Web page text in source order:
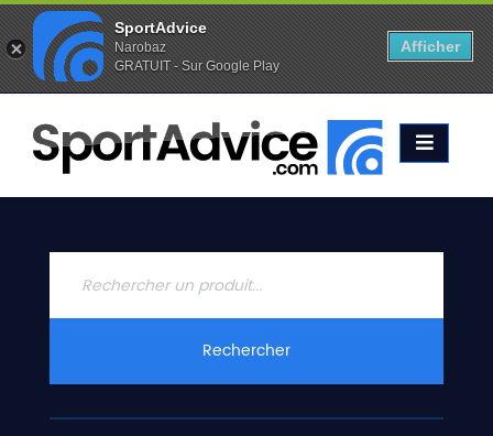
Favoris (0) Alertes (0)
ACCUEIL
SKIS
2020
CONTACT
Rechercher
SportAdvice
Narobaz
GRATUIT - Sur Google Play
Afficher